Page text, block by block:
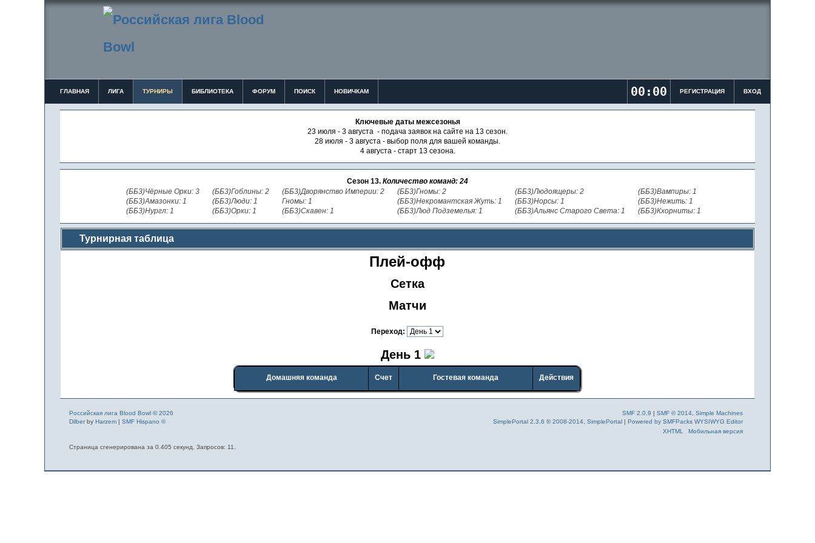
ГЛАВНАЯ ЛИГА ТУРНИРЫ БИБЛИОТЕКА ФОРУМ ПОИСК НОВИЧКАМ 00:00 РЕГИСТРАЦИЯ ВХОД
Ключевые даты межсезонья
23 июля - 3 августа - подача заявок на сайте на 13 сезон.
28 июля - 3 августа - выбор поля для вашей команды.
4 августа - старт 13 сезона.
Сезон 13. Количество команд: 24
(ББ3)Чёрные Орки: 3
(ББ3)Амазонки: 1
(ББ3)Нургл: 1
(ББ3)Гоблины: 2
(ББ3)Люди: 1
(ББ3)Орки: 1
(ББ3)Дворянство Империи: 2
Гномы: 1
(ББ3)Скавен: 1
(ББ3)Гномы: 2
(ББ3)Некромантская Жуть: 1
(ББ3)Люд Подземелья: 1
(ББ3)Людоящеры: 2
(ББ3)Норсы: 1
(ББ3)Альянс Старого Света: 1
(ББ3)Вампиры: 1
(ББ3)Нежить: 1
(ББ3)Кхорниты: 1
Турнирная таблица
Плей-офф
Сетка
Матчи
Переход:
День 1
Домашняя команда Счет Гостевая команда Действия
SMF 2.0.9 |SMF © 2014 ,Simple Machines
SimplePortal 2.3.6 © 2008-2014, SimplePortal |Powered by SMFPacks WYSIWYG Editor
XHTML
Мобильная версия
Российская лига Blood Bowl © 2026
Dilberby Harzem| SMF Hispano ©
Страница сгенерирована за 0.405 секунд. Запросов: 11.